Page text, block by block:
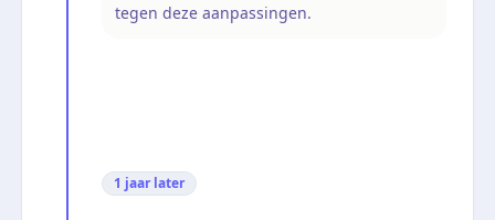
tegen deze aanpassingen.
1 jaar later